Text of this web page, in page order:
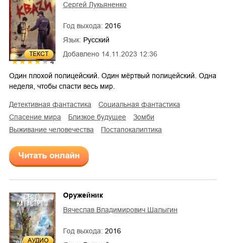
ТЕКСТ
4
Добавлено 14.11.2023 12:36
Сергей Лукьяненко
Год выхода: 2016
Язык: Русский
Один плохой полицейский. Один мёртвый полицейский. Одна
неделя, чтобы спасти весь мир.
детективная фантастика
социальная фантастика
спасение мира
близкое будущее
зомби
выживание человечества
постапокалиптика
Читать онлайн
AУДИО
Оружейник
Вячеслав Владимирович Шалыгин
Год выхода: 2016